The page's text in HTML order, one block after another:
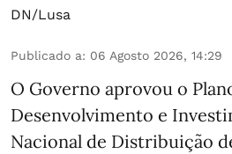
DN/Lusa
Publicado a: 06 Agosto 2026, 14:29
O Governo aprovou o
Desenvolvimento e
Nacional de Distribuição